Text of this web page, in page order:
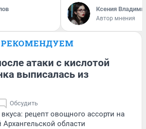
Ксения
Автор мнения
РЕКОМЕНДУЕМ
атаки с кислотой
выписалась из
Обсудить
рецепт овощного ассорти на
области